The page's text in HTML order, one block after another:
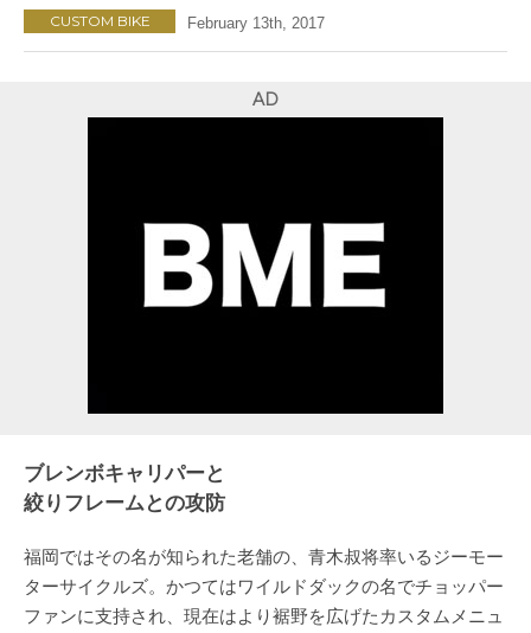
CUSTOM BIKE February 13th, 2017
AD
ブレンボキャリパーと
絞りフレームとの攻防
福岡ではその名が知られた老舗の、青木叔将率いるジーモー
ターサイクルズ。かつてはワイルドダックの名でチョッパー
ファンに支持され、現在はより裾野を広げたカスタムメニュ